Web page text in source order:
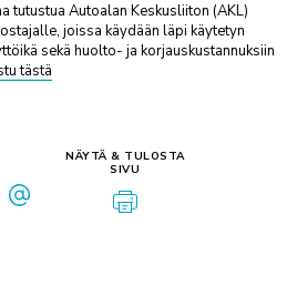
tutustua Autoalan Keskusliiton (AKL)
joissa käydään läpi käytetyn
sekä huolto- ja korjauskustannuksiin
tästä
NÄYTÄ & TULOSTA
SIVU